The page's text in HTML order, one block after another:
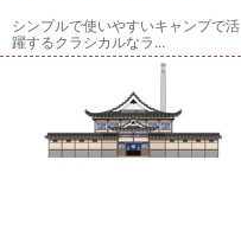
シンプルで使いやすいキャンプで活
躍するクラシカルなラ...